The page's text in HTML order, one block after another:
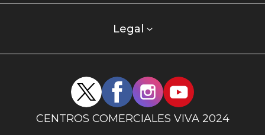
Legal
centroCENTROS COMERCIALES VIVA 2024